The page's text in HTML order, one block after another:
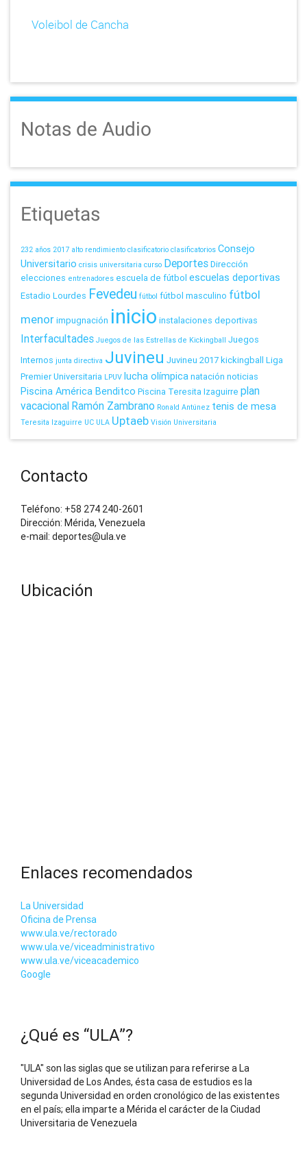
Voleibol de Cancha
Notas de Audio
Etiquetas
232 años 2017 alto rendimiento clasificatorio clasificatorios Consejo
Universitario crisis universitaria curso DeportesDirección
elecciones entrenadores escuela de fútbol escuelas deportivas
Estadio Lourdes Fevedeu fútbol fútbol masculino fútbol
menorimpugnación inicio instalaciones deportivas
Interfacultades Juegos de las Estrellas de Kickingball Juegos
Internos junta directiva Juvineu Juvineu 2017kickingball Liga
Premier Universitaria LPUV lucha olímpicanatación noticias
Piscina América Benditco Piscina Teresita Izaguirre plan
vacacional Ramón Zambrano Ronald Antúnez tenis de mesa
Teresita Izaguirre UC ULA Uptaeb Visión Universitaria
Contacto
Teléfono: +58 274 240-2601
Dirección: Mérida, Venezuela
e-mail: deportes@ula.ve
Ubicación
Enlaces recomendados
La Universidad
Oficina de Prensa
www.ula.ve/rectorado
www.ula.ve/viceadministrativo
www.ula.ve/viceacademico
Google
¿Qué es “ULA”?
"ULA" son las siglas que se utilizan para referirse a La
Universidad de Los Andes, ésta casa de estudios es la
segunda Universidad en orden cronológico de las existentes
en el país; ella imparte a Mérida el carácter de la Ciudad
Universitaria de Venezuela